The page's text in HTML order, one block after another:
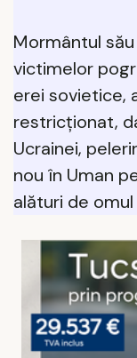
Mormântul
victimelor
erei sovietice,
restricționat,
Ucrainei,
nou în Uman
alături de